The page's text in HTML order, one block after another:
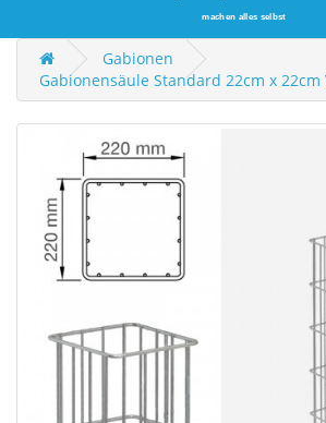
machen alles selbst
Gabionen
Gabionensäule Standard 22cm x 22cm